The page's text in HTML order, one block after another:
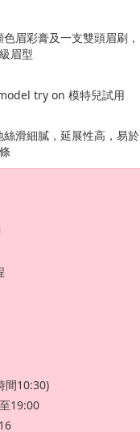
間10:30)
19:00